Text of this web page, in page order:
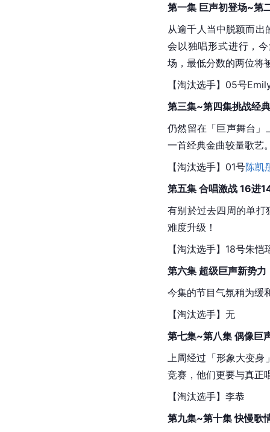
第一集 巨声初登场~第
从逾千人当中脱颖而
会以独唱形式进行，
场，最低分数的两位将
【淘汰选手】05号
第三集~第四集挑战经
仍然留在「巨声舞台」
一首经典金曲较量歌艺
【淘汰选手】01号陈凯
第五集 合唱激战 16进
有别於过去四周的单打
难度升级！
【淘汰选手】18号朱恺
第六集 超级巨声新势力
今集的节目气氛稍为缓
【淘汰选手】无
第七集~第八集 偶像巨
上周经过「形象大变
竞赛，他们更要与真正
【淘汰选手】 李恭
第九集~第十集 快慢歌